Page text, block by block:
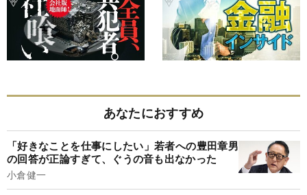
あなたにおすすめ
「好きなことを仕事にしたい」若者への豊田章男
の回答が正論すぎて、ぐうの音も出なかった
小倉健一